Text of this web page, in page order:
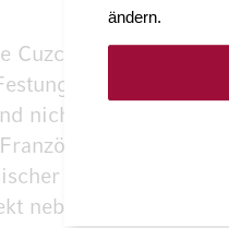
ändern.
Cuzcurrita ist das
mit einem
nicht nur
genießen
Kunst in
neben dem Kastell